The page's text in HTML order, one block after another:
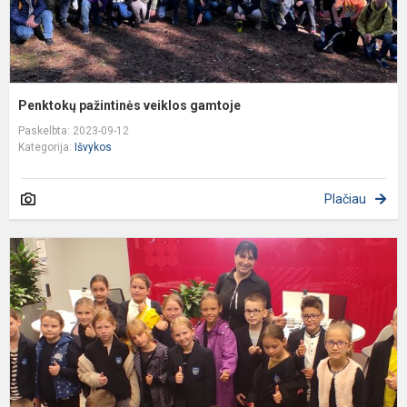
Penktokų pažintinės veiklos gamtoje
Paskelbta: 2023-09-12
Kategorija: Išvykos
Plačiau